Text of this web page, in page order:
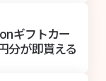
ギフトカー
分が即貰える